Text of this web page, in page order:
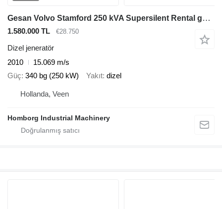
Gesan Volvo Stamford 250 kVA Supersilent Rental generatorset
1.580.000 TL €28.750
Dizel jeneratör
2010
15.069 m/s
Güç 340 bg (250 kW) Yakıt dizel
Hollanda, Veen
Homborg Industrial Machinery